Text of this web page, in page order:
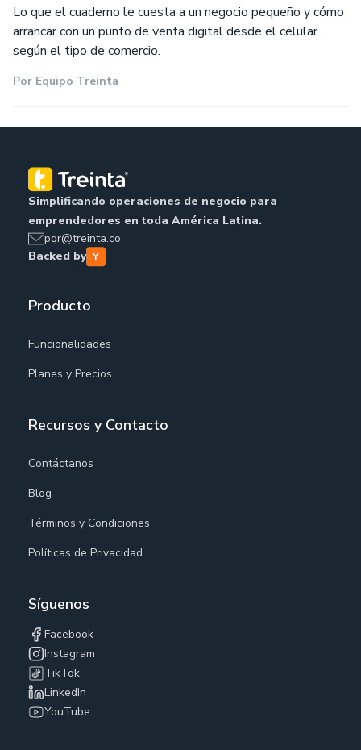
Lo que el cuaderno le cuesta a un negocio pequeño y cómo
arrancar con un punto de venta digital desde el celular
según el tipo de comercio.
Por Equipo Treinta
Simplificando operaciones de negocio para
emprendedores en toda América Latina.
pqr@treinta.co
Backed by
Producto
Funcionalidades
Planes y Precios
Recursos y Contacto
Contáctanos
Blog
Términos y Condiciones
Políticas de Privacidad
Síguenos
Facebook
Instagram
TikTok
LinkedIn
YouTube